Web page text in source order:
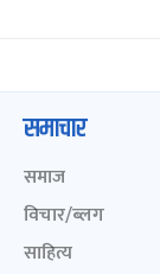
समाचार
समाज
विचार/ब्लग
साहित्य